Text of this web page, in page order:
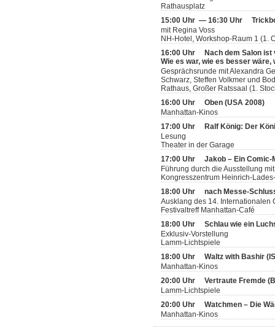
Rathausplatz
15:00 Uhr — 16:30 Uhr
mit Regina Voss
NH-Hotel, Workshop-Raum 1 (1.
16:00 Uhr
Nach dem Salon ist
Wie es war, wie es besser
Gesprächsrunde mit Alexandra
Schwarz, Steffen Volkmer und
Rathaus, Großer Ratssaal (1.
16:00 Uhr Oben (USA 2008)
Manhattan-Kinos
17:00 Uhr
Ralf König: Der
Lesung
Theater in der Garage
17:00 Uhr Jakob – Ein Comic-
Führung durch die Ausstellung
Kongresszentrum Heinrich-
18:00 Uhr nach Messe-
Ausklang des 14. Internationalen
Festivaltreff Manhattan-Café
18:00 Uhr Schlau wie ein
Exklusiv-Vorstellung
Lamm-Lichtspiele
18:00 Uhr Waltz with Bashir
Manhattan-Kinos
20:00 Uhr Vertraute Fremde
Lamm-Lichtspiele
20:00 Uhr Watchmen – Die
Manhattan-Kinos